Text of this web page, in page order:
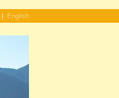
English